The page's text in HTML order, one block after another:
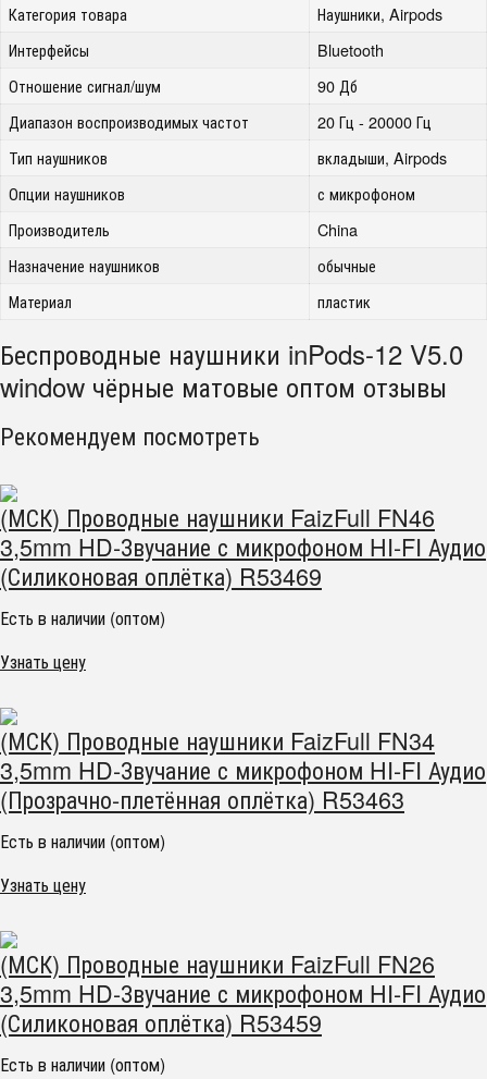
Категория товара
Наушники, Airpods
Интерфейсы
Bluetooth
Отношение сигнал/шум
90 Дб
Диапазон воспроизводимых частот
20 Гц - 20000 Гц
Тип наушников
вкладыши, Airpods
Опции наушников
с микрофоном
Производитель
China
Назначение наушников
обычные
Материал
пластик
Беспроводные наушники inPods-12 V5.0
window чёрные матовые оптом отзывы
Рекомендуем посмотреть
(МСК) Проводные наушники FaizFull FN46
3,5mm HD-Звучание с микрофоном HI-FI Аудио
(Силиконовая оплётка) R53469
Есть в наличии (оптом)
Узнать цену
(МСК) Проводные наушники FaizFull FN34
3,5mm HD-Звучание с микрофоном HI-FI Аудио
(Прозрачно-плетённая оплётка) R53463
Есть в наличии (оптом)
Узнать цену
(МСК) Проводные наушники FaizFull FN26
3,5mm HD-Звучание с микрофоном HI-FI Аудио
(Силиконовая оплётка) R53459
Есть в наличии (оптом)